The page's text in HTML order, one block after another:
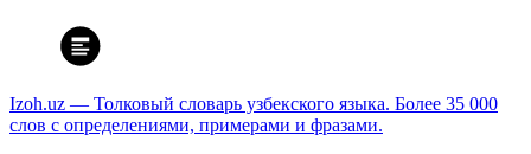
Izoh.uz — Толковый словарь узбекского языка. Более 35 000
слов с определениями, примерами и фразами.